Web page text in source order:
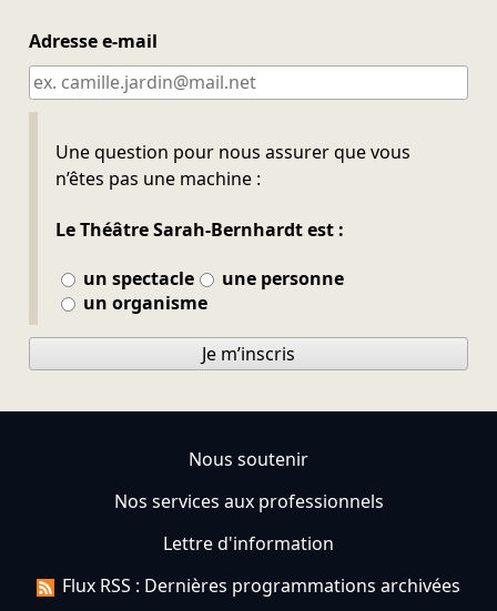
Adresse e-mail
Une question pour nous assurer que vous
n’êtes pas une machine :
Le Théâtre Sarah-Bernhardt est :
un spectacle
une personne
un organisme
Ne pas remplir
Je m’inscris
Nous soutenir
Nos services aux professionnels
Lettre d'information
Flux RSS : Dernières programmations archivées